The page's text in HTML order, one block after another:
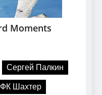
Сергей Палкин
ФК Шахтер